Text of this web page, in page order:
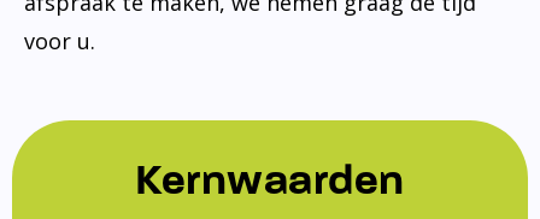
voor u.
Kernwaarden